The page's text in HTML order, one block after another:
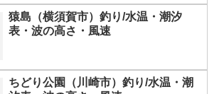
猿島（横須賀市）釣り/水温・潮汐
表・波の高さ・風速
ちどり公園（川崎市）釣り/水温・潮